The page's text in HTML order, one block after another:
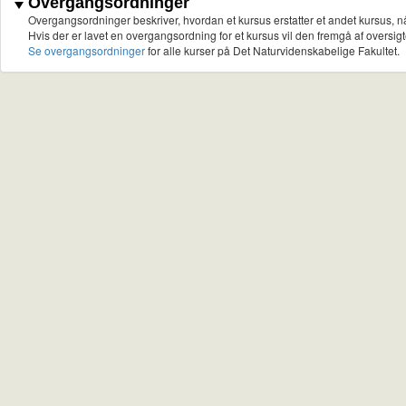
Overgangsordninger beskriver, hvordan et kursus erstatter et andet kursus,
Hvis der er lavet en overgangsordning for et kursus vil den fremgå af
Se overgangsordningerfor alle kurser på Det Naturvidenskabelige Fakultet.